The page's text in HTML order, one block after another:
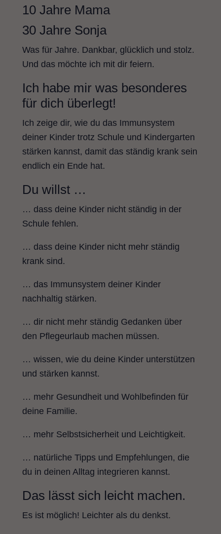
10 Jahre Mama
30 Jahre Sonja
Was für Jahre. Dankbar, glücklich und stolz.
Und das möchte ich mit dir feiern.
Ich habe mir was besonderes
für dich überlegt!
Ich zeige dir, wie du das Immunsystem
deiner Kinder trotz Schule und Kindergarten
stärken kannst, damit das ständig krank sein
endlich ein Ende hat.
Du willst …
… dass deine Kinder nicht ständig in der
Schule fehlen.
… dass deine Kinder nicht mehr ständig
krank sind.
… das Immunsystem deiner Kinder
nachhaltig stärken.
… dir nicht mehr ständig Gedanken über
den Pflegeurlaub machen müssen.
… wissen, wie du deine Kinder unterstützen
und stärken kannst.
… mehr Gesundheit und Wohlbefinden für
deine Familie.
… mehr Selbstsicherheit und Leichtigkeit.
… natürliche Tipps und Empfehlungen, die
du in deinen Alltag integrieren kannst.
Das lässt sich leicht machen.
Es ist möglich! Leichter als du denkst.